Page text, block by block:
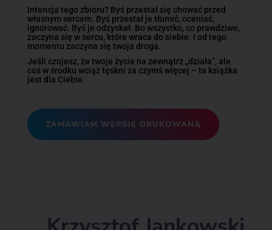
Intencja tego zbioru? Byś przestał się chować przed
własnym sercem. Byś przestał je tłumić, oceniać,
ignorować. Byś je odzyskał. Bo wszystko, co prawdziwe,
zaczyna się w sercu, które wraca do siebie. I od tego
momentu zaczyna się twoja droga.
Jeśli czujesz, że twoje życie na zewnątrz „działa”, ale
coś w środku wciąż tęskni za czymś więcej – ta książka
jest dla Ciebie.
ZAMAWIAM WERSJĘ DRUKOWANĄ